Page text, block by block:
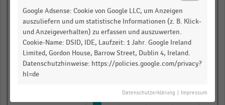
(FR)(4)(5)
Bauhaus (DE)(7)
Lenta Group (RU)
Deichmann (DE)(3)
Google Adsense: Cookie von Google LLC, um Anzeigen
auszuliefern und um statistische Informationen (z. B. Klick-
und Anzeigeverhalten) zu erfassen und auszuwerten.
Cookie-Name: DSID, IDE, Laufzeit: 1 Jahr. Google Ireland
Limited, Gordon House, Barrow Street, Dublin 4, Ireland.
Datenschutzhinweise: https://policies.google.com/privacy?
hl=de
Datenschutzerklärung Impressum